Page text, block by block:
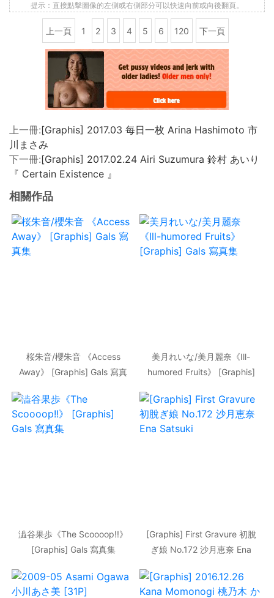
提示：直接點擊圖像的左側或右側部分可以快速向前或向後翻頁。
上一頁 1 2 3 4 5 6 120 下一頁
上一冊:[Graphis] 2017.03 每日一枚 Arina Hashimoto 市
川まさみ
下一冊:[Graphis] 2017.02.24 Airi Suzumura 鈴村 あいり
『 Certain Existence 』
相關作品
桜朱音/櫻朱音 《Access
Away》 [Graphis] Gals 寫真
美月れいな/美月麗奈《Ill-
humored Fruits》 [Graphis]
澁谷果歩《The Scoooop!!》
[Graphis] Gals 寫真集
[Graphis] First Gravure 初脫
ぎ娘 No.172 沙月恵奈 Ena